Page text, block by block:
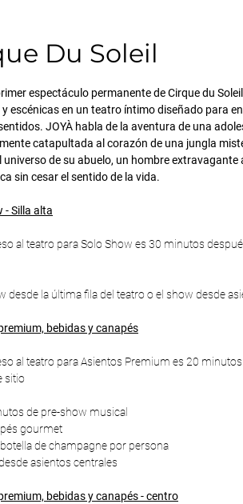
Du Soleil
espectáculo permanente de Cirque du
escénicas en un teatro íntimo diseñado para
JOYÀ habla de la aventura de una
catapultada al corazón de una jungla
universo de su abuelo, un hombre
sin cesar el sentido de la vida.
- Silla alta
al teatro para Solo Show es 30 minutos
desde la última fila del teatro o el show desde
bebidas y canapés
al teatro para Asientos Premium es 20
sitio
de pre-show musical
gourmet
de champagne por persona
asientos centrales
bebidas y canapés - centro